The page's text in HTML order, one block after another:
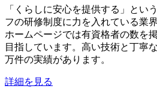
「くらしに安心を提供する」とい
フの研修制度に力を入れている業
ホームページでは有資格者の数を
目指しています。高い技術と丁寧
万件の実績があります。
詳細を見る